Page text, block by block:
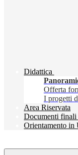
Didattica
Offerta
I progetti
Area Riservata
Documenti finali
Orientamento